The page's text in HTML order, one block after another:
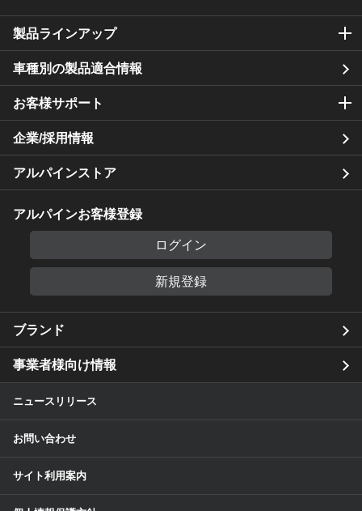
製品ラインアップ
車種別の製品適合情報
お客様サポート
企業/採用情報
アルパインストア
アルパインお客様登録
ログイン
新規登録
ブランド
事業者様向け情報
ニュースリリース
お問い合わせ
サイト利用案内